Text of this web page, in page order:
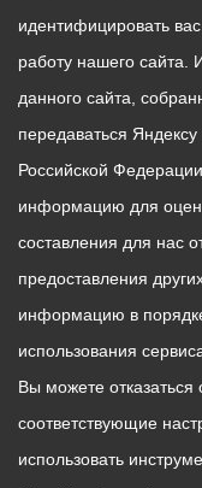
идентифицировать
работу нашего
данного сайта,
передаваться
Российской
информацию для
составления для нас
предоставления
информацию в
использования
Вы можете
соответствующие
использовать